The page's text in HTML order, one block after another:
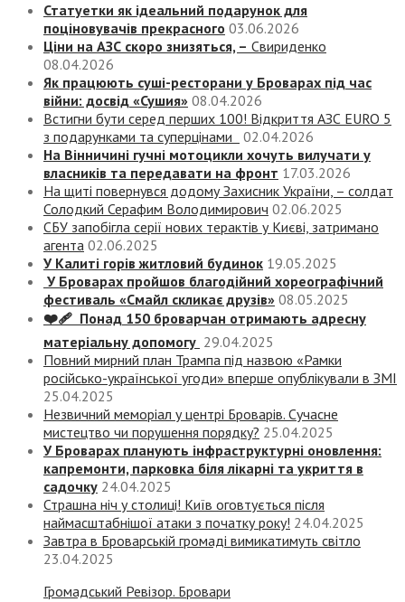
Статуетки як ідеальний подарунок для
поціновувачів прекрасного 03.06.2026
Ціни на АЗС скоро знизяться, – Свириденко
08.04.2026
Як працюють суші-ресторани у Броварах під час
війни: досвід «Сушия» 08.04.2026
Встигни бути серед перших 100! Відкриття АЗС EURO 5
з подарунками та суперцінами
02.04.2026
На Вінничині гучні мотоцикли хочуть вилучати у
власників та передавати на фронт 17.03.2026
На щиті повернувся додому Захисник України, – солдат
Солодкий Серафим Володимирович 02.06.2025
СБУ запобігла серії нових терактів у Києві, затримано
агента 02.06.2025
У Калиті горів житловий будинок 19.05.2025
У Броварах пройшов благодійний хореографічний
фестиваль «Смайл скликає друзів» 08.05.2025
❤️‍🩹 Понад 150 броварчан отримають адресну
матеріальну допомогу 29.04.2025
Повний мирний план Трампа під назвою «‎Рамки
російсько-української угоди» вперше опублікували в ЗМІ
25.04.2025
Незвичний меморіал у центрі Броварів. Сучасне
мистецтво чи порушення порядку? 25.04.2025
У Броварах планують інфраструктурні оновлення:
капремонти, парковка біля лікарні та укриття в
садочку 24.04.2025
Страшна ніч у столиці! Київ оговтується після
наймасштабнішої атаки з початку року! 24.04.2025
Завтра в Броварській громаді вимикатимуть світло
23.04.2025
Громадський Ревізор. Бровари